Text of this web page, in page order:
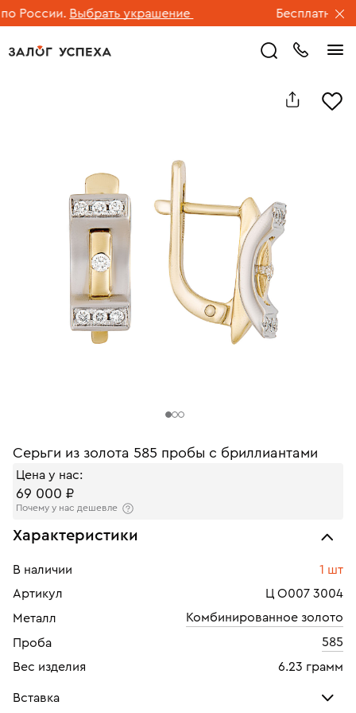
России. Выбрать украшение Бесплатная
Серьги из золота 585 пробы с бриллиантами
Цена у нас:
69 000 ₽
Почему у нас дешевле
Характеристики
В наличии
1 шт
Артикул
Ц О007 3004
Металл
Комбинированное золото
Проба
585
Вес изделия
6.23 грамм
Вставка